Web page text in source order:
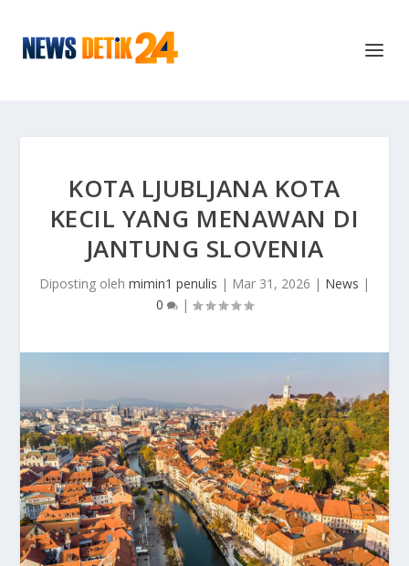
KOTA LJUBLJANA KOTA
KECIL YANG MENAWAN DI
JANTUNG SLOVENIA
Diposting oleh mimin1 penulis | Mar 31, 2026 | News |
0
|